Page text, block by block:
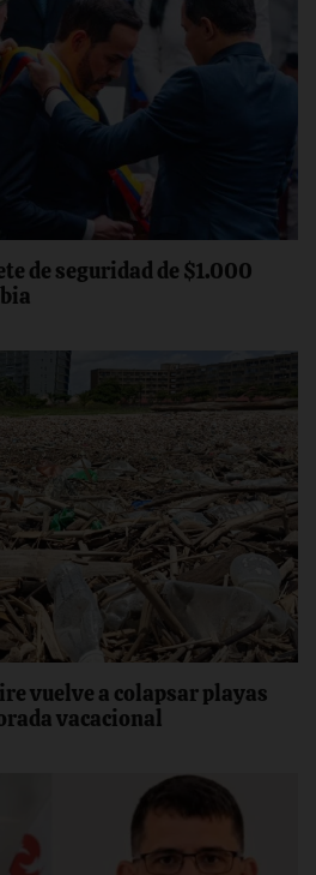
de seguridad de $1.000
vuelve a colapsar playas
vacacional